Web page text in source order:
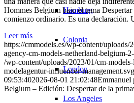
Hamburg
Colonia
London
Los Angeles
Hommes Belgium bajo el tema
comienzo ordinario. Es una
Leer más
https://cmmodels.es/wp-content/uploads/
agency-cm-models-netherland-belgium-
/wp-content/uploads/2023/01/cm-
modelagentur-influencer-management.svg
09:53:402026-08-01 21:02:48Emmanuel
Belgium – Edición: Despertar de la